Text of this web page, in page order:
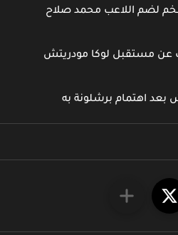
لضم اللاعب محمد صلاح
عن مستقبل لوكا مودريتش
اهتمام برشلونة به